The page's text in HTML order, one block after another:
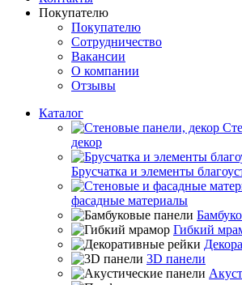
Покупателю
Покупателю
Сотрудничество
Вакансии
О компании
Отзывы
Каталог
декор
Брусчатка и элементы
фасадные материалы
Гибкий
3D панели